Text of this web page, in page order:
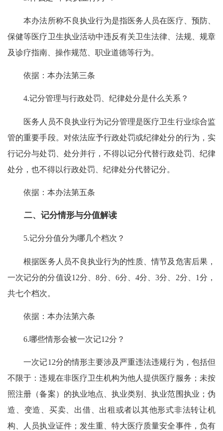
本办法所称不良执业行为是指医务人员在医疗、预防、
保健等医疗卫生执业活动中违反有关卫生法律、法规、规章
及诊疗指南、操作规范、职业道德等行为。
依据：本办法第三条
4.记分管理与行政处罚、纪律处分是什么关系？
医务人员不良执业行为记分管理是医疗卫生行业综合监
管的重要手段。对依法应予行政处罚或纪律处分的行为，实
行记分与处罚、处分并行，不得以记分代替行政处罚、纪律
处分，也不得以行政处罚、纪律处分代替记分。
依据：本办法第五条
二、记分情形与分值解读
5.记分分值分为哪几个档次？
根据医务人员不良执业行为的性质、情节及危害后果，
一次记分的分值设12分、8分、6分、4分、3分、2分、1分，
共七个档次。
依据：本办法第六条
6.哪些情形会被一次记12分？
一次记12分的情形主要涉及严重违法违规行为，包括但
不限于：违规在非医疗卫生机构为他人提供医疗服务；未按
照注册（备案）的执业地点、执业类别、执业范围执业；伪
造、变造、买卖、出借、出租或者以其他形式非法转让机
构、人员执业证件；发生重、特大医疗质量安全事件，负有